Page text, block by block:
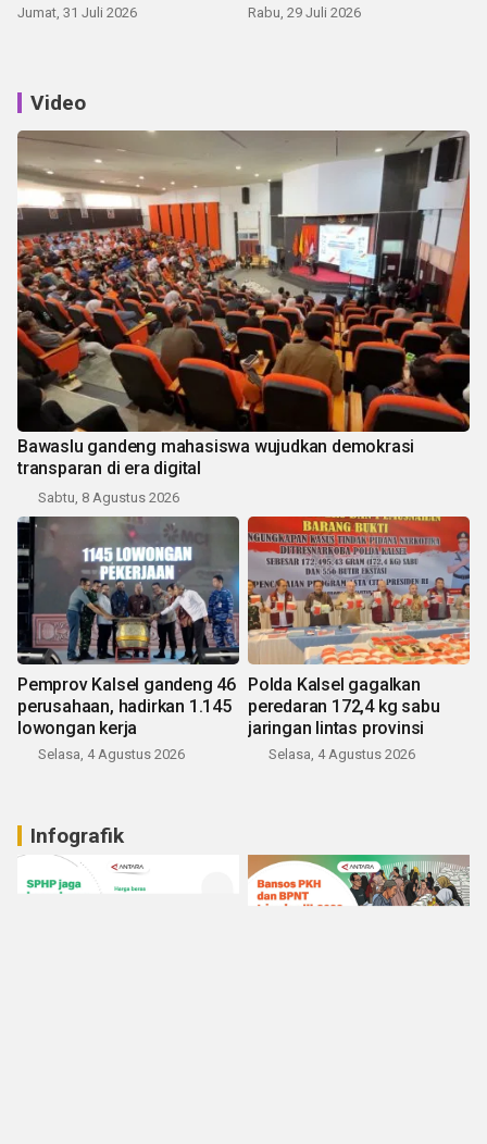
Jumat, 31 Juli 2026 Rabu, 29 Juli 2026
Video
Bawaslu gandeng mahasiswa wujudkan demokrasi
transparan di era digital
Sabtu, 8 Agustus 2026
Pemprov Kalsel gandeng 46
perusahaan, hadirkan 1.145
lowongan kerja
Selasa, 4 Agustus 2026
Polda Kalsel gagalkan
peredaran 172,4 kg sabu
jaringan lintas provinsi
Selasa, 4 Agustus 2026
Infografik